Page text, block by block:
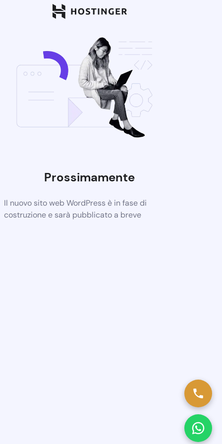
Prossimamente
Il nuovo sito web WordPress è in fase di
costruzione e sarà pubblicato a breve